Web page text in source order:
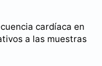
cardíaca en
a las muestras